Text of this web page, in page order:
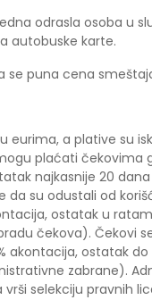
odrasla osoba u
autobuske karte.
se puna cena
eurima, a plative su
plaćati čekovima
najkasnije 20
da su odustali od
ostatak u
čekova). Čekovi
akontacija, ostatak
zabrane).
selekciju pravnih